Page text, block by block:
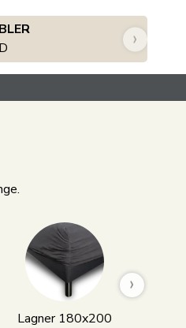
›
Lagner 180x200
›